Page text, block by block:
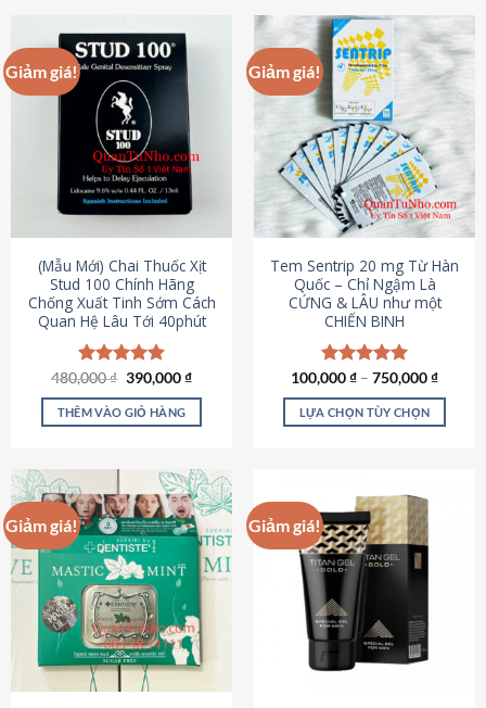
có
nhiều
biến
thể.
Các
tùy
chọn
được
chọn
trên
trang
sản
phẩm
này
có
nhiều
biến
thể.
Các
tùy
chọn
có
thể
chọn
trên
trang
sản
phẩm
Giảm giá!
(Mẫu Mới) Chai Thuốc Xịt
Stud 100 Chính Hãng
Chống Xuất Tinh Sớm Cách
Quan Hệ Lâu Tới 40phút
Được xếp
hạng5.00
5 sao
480,000₫ Giá
là:
480,000 ₫.
390,000₫Giá
tại
THÊM VÀO GIỎ HÀNG
Giảm giá!
Tem Sentrip 20 mg Từ Hàn
Quốc – Chỉ Ngậm Là
CỨNG & LÂU như một
CHIẾN BINH
Được xếp
hạng5.00
5 sao
100,000₫ – 750,000₫
LỰA CHỌN TÙY CHỌN
có
nhiều
biến
tùy
chọn
có
Giảm giá! Giảm giá!